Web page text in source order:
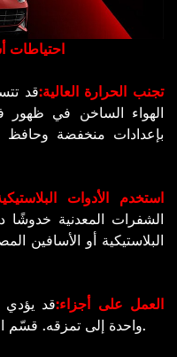
احتياطات
1. تجنب الحرارة العالية:قد
الهواء الساخن في ظهور
بإعدادات منخفضة وحافظ
2. استخدم الأدوات
الشفرات المعدنية خدوشًا
البلاستيكية أو الأسافين
3. العمل على أجزاء:قد يؤدي
واحدة إلى تمزقه. قسّم المهمة إلى أجزاء أصغر لتحكم أفضل.